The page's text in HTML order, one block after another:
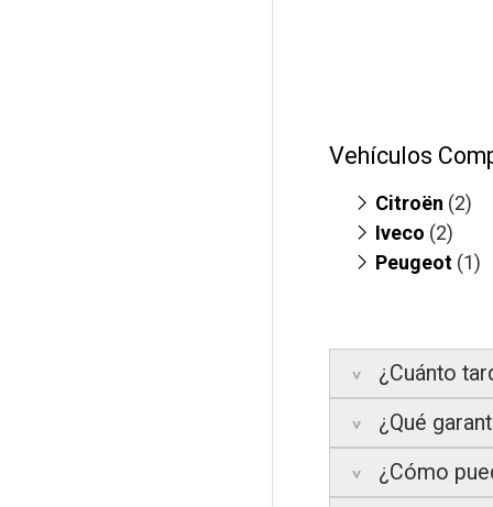
Vehículos
Citroën (2)
Jumper 3.0
Relay 3.0
Iveco (2)
Daily 3.0
Peugeot (1)
¿Cuánto
Península:
Islas Baleares:
¿Qué
La garantía
¿Cómo